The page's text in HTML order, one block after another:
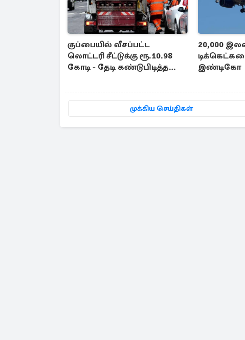
குப்பையில் வீசப்பட்ட
லொட்டரி சீட்டுக்கு ரூ.10.98
கோடி - தேடி கண்டுபிடித்த
20,000
இண்டிகோ
முக்கிய செய்திகள்